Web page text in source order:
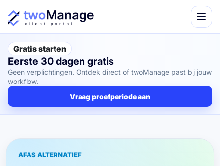
Gratis starten
Eerste 30 dagen gratis
Geen verplichtingen. Ontdek direct of twoManage past bij jouw
workflow.
Vraag proefperiode aan
AFAS ALTERNATIEF